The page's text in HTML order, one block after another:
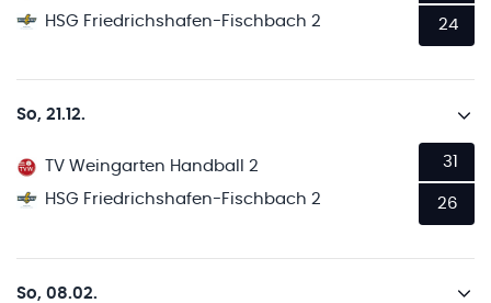
HSG Friedrichshafen-Fischbach 2
24
So, 21.12.
TV Weingarten Handball 2
HSG Friedrichshafen-Fischbach 2
31
26
So, 08.02.